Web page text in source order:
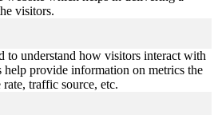
visitors.
to understand how visitors interact with
help provide information on metrics the
traffic source, etc.